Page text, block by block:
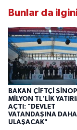
Bunlar da
BAKAN ÇİFTÇİ
MİLYON TL'LİK
AÇTI: "DEVLET
VATANDAŞINA DAHA
ULAŞACAK"